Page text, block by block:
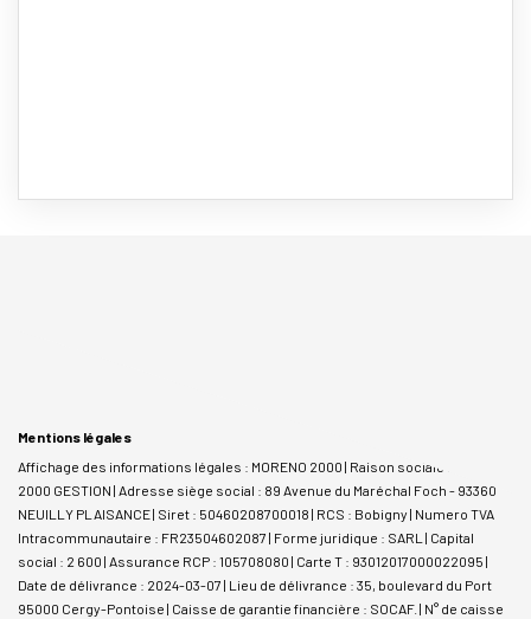
Mentions légales
Affichage des informations légales : MORENO 2000 | Raison sociale : MORENO
2000 GESTION | Adresse siège social : 89 Avenue du Maréchal Foch - 93360
NEUILLY PLAISANCE | Siret : 50460208700018 | RCS : Bobigny | Numero TVA
Intracommunautaire : FR23504602087 | Forme juridique : SARL | Capital
social : 2 600 | Assurance RCP : 105708080 | Carte T : 93012017000022095 |
Date de délivrance : 2024-03-07 | Lieu de délivrance : 35, boulevard du Port
95000 Cergy-Pontoise | Caisse de garantie financière : SOCAF. | N° de caisse